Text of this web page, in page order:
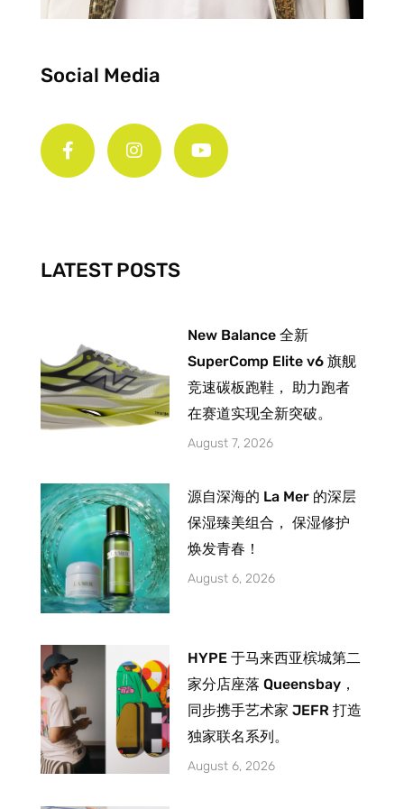
Social Media
a
c
-
f
n
s
m
o
u
LATEST POSTS
New Balance 全新
SuperComp Elite v6 旗舰
竞速碳板跑鞋， 助力跑者
在赛道实现全新突破。
August 7, 2026
源自深海的 La Mer 的深层
保湿臻美组合， 保湿修护
焕发青春！
August 6, 2026
HYPE 于马来西亚槟城第二
家分店座落 Queensbay，
同步携手艺术家 JEFR 打造
独家联名系列。
August 6, 2026